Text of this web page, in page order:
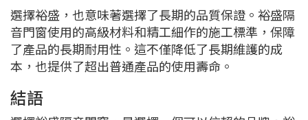
選擇裕盛，也意味著選擇了長期的品質保證。裕盛隔
音門窗使用的高級材料和精工細作的施工標準，保障
了產品的長期耐用性。這不僅降低了長期維護的成
本，也提供了超出普通產品的使用壽命。
結語